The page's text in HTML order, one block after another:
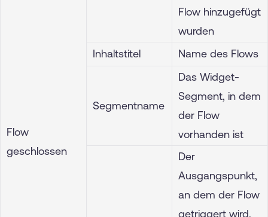
Flow
geschlossen
Flow hinzugefügt
wurden
Inhaltstitel
Name des Flows
Segmentname
Das Widget-
Segment, in dem
der Flow
vorhanden ist
Der
Ausgangspunkt,
an dem der Flow
getriggert wird.